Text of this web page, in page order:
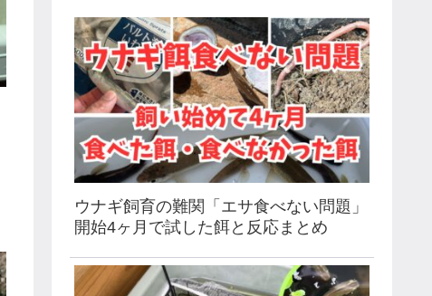
ウナギ飼育の難関「エサ食べない問題」
開始4ヶ月で試した餌と反応まとめ